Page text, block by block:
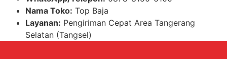
Nama Toko: Top Baja
Layanan: Pengiriman Cepat Area Tangerang
Selatan (Tangsel)